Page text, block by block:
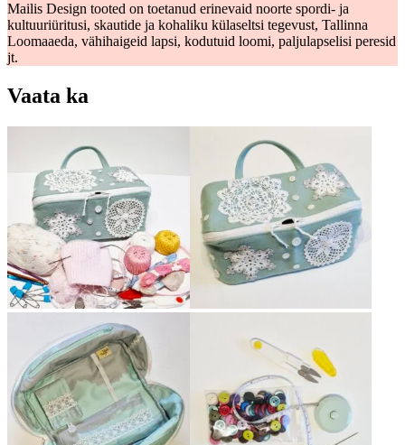
Mailis Design tooted on toetanud erinevaid noorte spordi- ja
kultuuriüritusi, skautide ja kohaliku külaseltsi tegevust, Tallinna
Loomaaeda, vähihaigeid lapsi, kodutuid loomi, paljulapselisi peresid
jt.
Vaata ka